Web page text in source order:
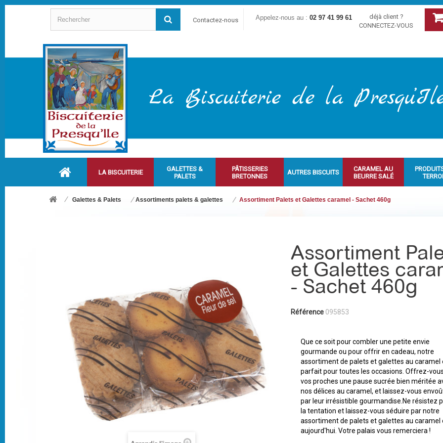
Contactez-nous Appelez-nous au : 02 97 41 99 61
déjà client ?
CONNECTEZ-VOUS
LA BISCUITERIE
GALETTES &
PALETS
PÂTISSERIES
BRETONNES
AUTRES BISCUITS
CARAMEL AU
BEURRE SALÉ
Galettes & Palets Assortiments palets & galettes Assortiment Palets et Galettes caramel - Sachet 460g
Assortiment
et Galettes
- Sachet 460g
Référence 095853
Que ce soit pour combler une petite envie
gourmande ou pour offrir en cadeau, notre
assortiment de palets et galettes au caramel
parfait pour toutes les occasions. Offrez-
vos proches une pause sucrée bien méritée
nos délices au caramel, et laissez-vous
par leur irrésistible gourmandise.Ne résistez
la tentation et laissez-vous séduire par notre
assortiment de palets et galettes au caramel
aujourd'hui. Votre palais vous remerciera !